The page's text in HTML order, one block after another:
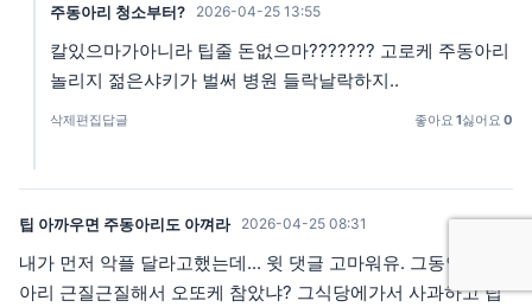
주동아리 청소부터? 2026-04-25 13:55
칼있으마가아니라 팁줄 돈없으마??????? 고로케 주동아리
놀리지 젊은샤키가 벌써 병원 들락날락하지..
삭제편집답글 좋아요 1싫어요 0
팁 아까우면 주동아리도 아껴라 2026-04-25 08:31
내가 먼저 악플 달라고했는데... 윗 댓글 고마워유. 그동안 주동
아리 근질근질해서 오또케 참았냐? 그식당에가서 사과하고 팁